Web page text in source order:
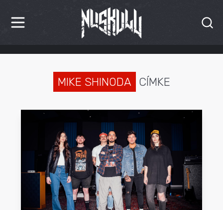
HÍREK
PREMIEREK
KULT
MÁSVILÁG
MIKE SHINODA CÍMKE